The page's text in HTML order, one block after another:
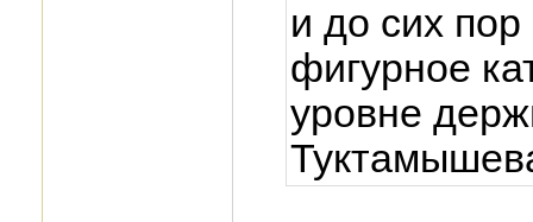
и до сих
фигурное
уровне